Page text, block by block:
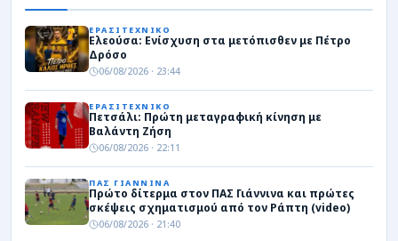
ΕΡΑΣΙΤΕΧΝΙΚΟ
Ελεούσα: Ενίσχυση στα μετόπισθεν με Πέτρο
Δρόσο
06/08/2026 · 23:44
ΕΡΑΣΙΤΕΧΝΙΚΟ
Πετσάλι: Πρώτη μεταγραφική κίνηση με
Βαλάντη Ζήση
06/08/2026 · 22:11
ΠΑΣ ΓΙΑΝΝΙΝΑ
Πρώτο δίτερμα στον ΠΑΣ Γιάννινα και πρώτες
σκέψεις σχηματισμού από τον Ράπτη (video)
06/08/2026 · 21:40